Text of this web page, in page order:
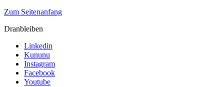
Zum Seitenanfang
Dranbleiben
Linkedin
Kununu
Instagram
Facebook
Youtube